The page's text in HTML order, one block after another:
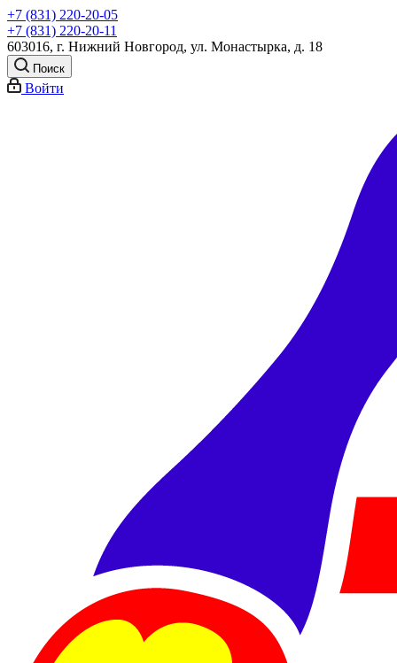
+7 (831) 220-20-05
+7 (831) 220-20-11
603016, г. Нижний Новгород, ул. Монастырка, д. 18
Поиск
Войти